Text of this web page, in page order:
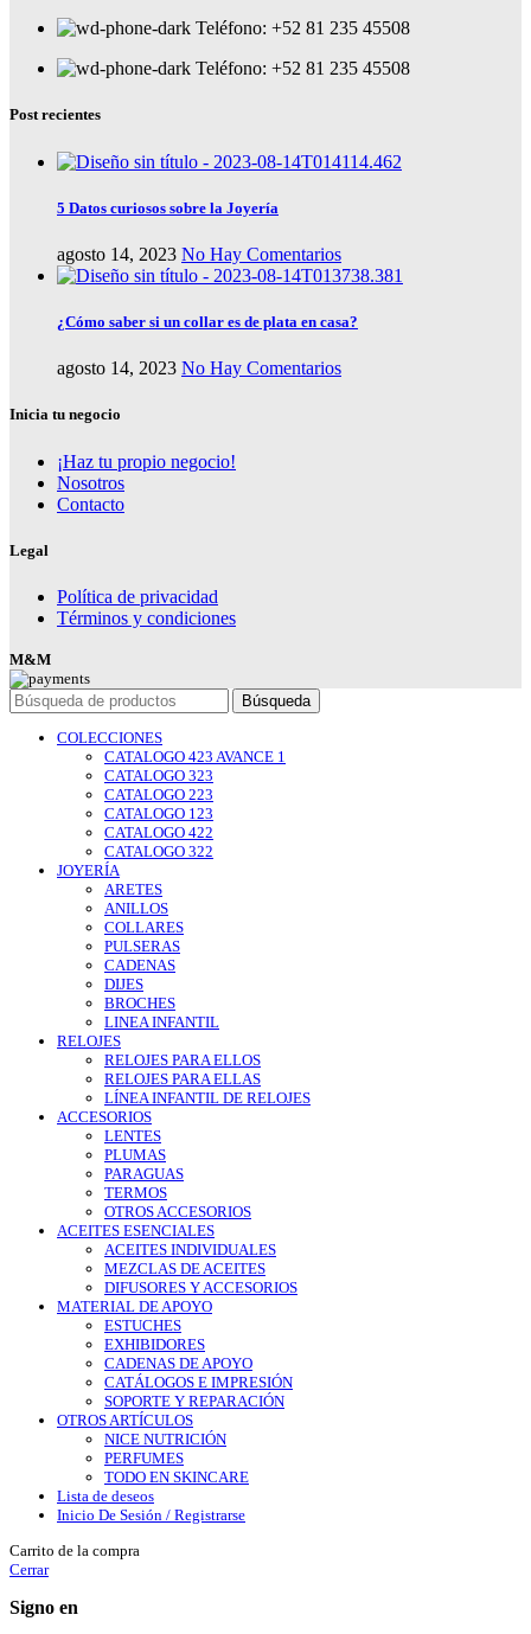
Teléfono: +52 81 235 45508
Teléfono: +52 81 235 45508
Post recientes
5 Datos curiosos sobre la Joyería
agosto 14, 2023 No Hay Comentarios
¿Cómo saber si un collar es de plata en casa?
agosto 14, 2023 No Hay Comentarios
Inicia tu negocio
¡Haz tu propio negocio!
Nosotros
Contacto
Legal
Política de privacidad
Términos y condiciones
M&M
Búsqueda
COLECCIONES
CATALOGO 423 AVANCE 1
CATALOGO 323
CATALOGO 223
CATALOGO 123
CATALOGO 422
CATALOGO 322
JOYERÍA
ARETES
ANILLOS
COLLARES
PULSERAS
CADENAS
DIJES
BROCHES
LINEA INFANTIL
RELOJES
RELOJES PARA ELLOS
RELOJES PARA ELLAS
LÍNEA INFANTIL DE RELOJES
ACCESORIOS
LENTES
PLUMAS
PARAGUAS
TERMOS
OTROS ACCESORIOS
ACEITES ESENCIALES
ACEITES INDIVIDUALES
MEZCLAS DE ACEITES
DIFUSORES Y ACCESORIOS
MATERIAL DE APOYO
ESTUCHES
EXHIBIDORES
CADENAS DE APOYO
CATÁLOGOS E IMPRESIÓN
SOPORTE Y REPARACIÓN
OTROS ARTÍCULOS
NICE NUTRICIÓN
PERFUMES
TODO EN SKINCARE
Lista de deseos
Inicio De Sesión / Registrarse
Carrito de la compra
Cerrar
Signo en